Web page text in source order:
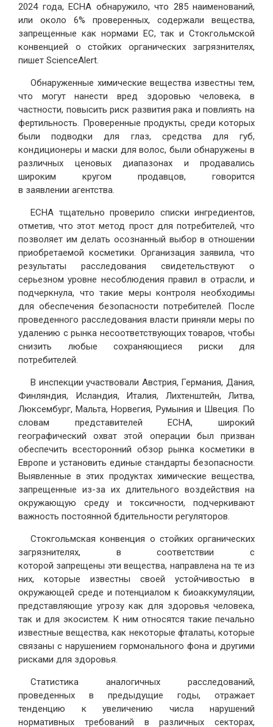
2024 года, ECHA обнаружило, что 285 наименований,
или около 6% проверенных, содержали вещества,
запрещенные как нормами ЕС, так и Стокгольмской
конвенцией о стойких органических загрязнителях,
пишет ScienceAlert.
Обнаруженные химические вещества известны тем,
что могут нанести вред здоровью человека, в
частности, повысить риск развития рака и повлиять на
фертильность. Проверенные продукты, среди которых
были подводки для глаз, средства для губ,
кондиционеры и маски для волос, были обнаружены в
различных ценовых диапазонах и продавались
широким кругом продавцов, говорится
в заявлении агентства.
ECHA тщательно проверило списки ингредиентов,
отметив, что этот метод прост для потребителей, что
позволяет им делать осознанный выбор в отношении
приобретаемой косметики. Организация заявила, что
результаты расследования свидетельствуют о
серьезном уровне несоблюдения правил в отрасли, и
подчеркнула, что такие меры контроля необходимы
для обеспечения безопасности потребителей. После
проведенного расследования власти приняли меры по
удалению с рынка несоответствующих товаров, чтобы
снизить любые сохраняющиеся риски для
потребителей.
В инспекции участвовали Австрия, Германия, Дания,
Финляндия, Исландия, Италия, Лихтенштейн, Литва,
Люксембург, Мальта, Норвегия, Румыния и Швеция. По
словам представителей ECHA, широкий
географический охват этой операции был призван
обеспечить всесторонний обзор рынка косметики в
Европе и установить единые стандарты безопасности.
Выявленные в этих продуктах химические вещества,
запрещенные из-за их длительного воздействия на
окружающую среду и токсичности, подчеркивают
важность постоянной бдительности регуляторов.
Стокгольмская конвенция о стойких органических
загрязнителях, в соответствии с
которой запрещены эти вещества, направлена на те из
них, которые известны своей устойчивостью в
окружающей среде и потенциалом к биоаккумуляции,
представляющие угрозу как для здоровья человека,
так и для экосистем. К ним относятся такие печально
известные вещества, как некоторые фталаты, которые
связаны с нарушением гормонального фона и другими
рисками для здоровья.
Статистика аналогичных расследований,
проведенных в предыдущие годы, отражает
тенденцию к увеличению числа нарушений
нормативных требований в различных секторах,